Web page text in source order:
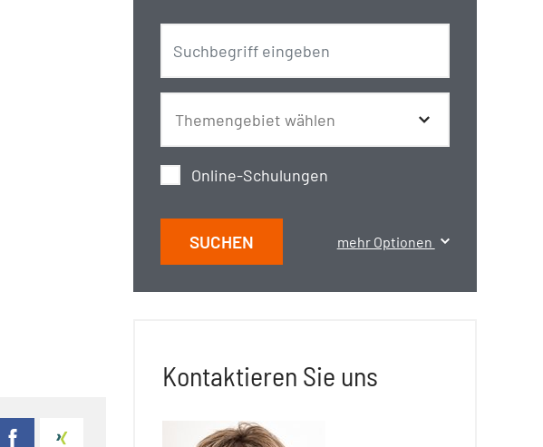
Online-Schulungen
SUCHEN mehr Optionen
Kontaktieren Sie uns